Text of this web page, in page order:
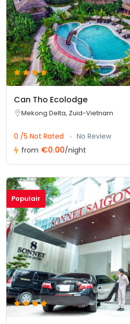
Can Tho Ecolodge
Mekong Delta, Zuid-Vietnam
0 /5 Not Rated
No Review
from €0.00/night
Populair